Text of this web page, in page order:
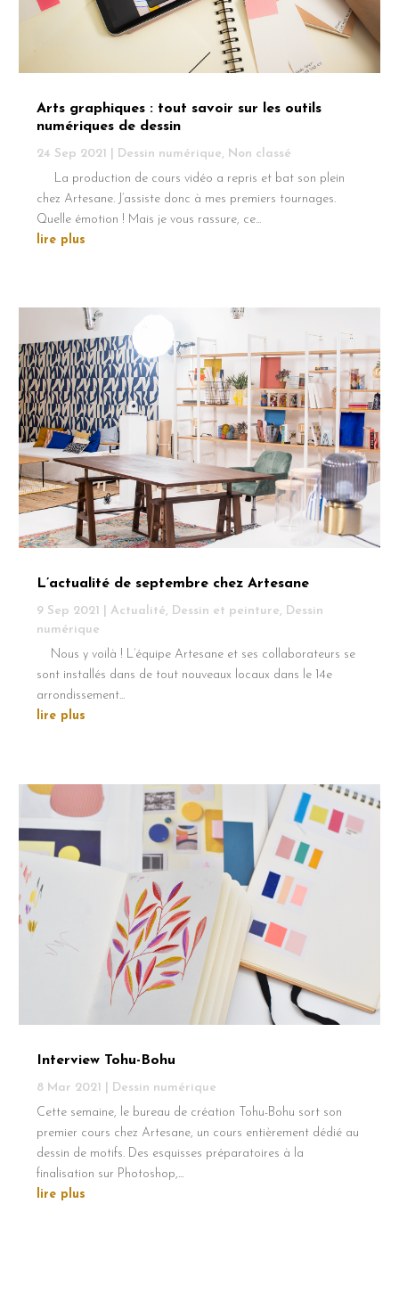
Arts graphiques : tout savoir sur les outils
numériques de dessin
24 Sep 2021 Dessin numérique, Non classé
La production de cours vidéo a repris et bat son plein
chez Artesane. J’assiste donc à mes premiers tournages.
Quelle émotion ! Mais je vous rassure, ce...
lire plus
L’actualité de septembre chez Artesane
9 Sep 2021 Actualité, Dessin et peinture, Dessin
numérique
Nous y voilà ! L’équipe Artesane et ses collaborateurs se
sont installés dans de tout nouveaux locaux dans le 14e
arrondissement...
lire plus
Interview Tohu-Bohu
8 Mar 2021
Dessin numérique
Cette semaine, le bureau de création Tohu-Bohu sort son
premier cours chez Artesane, un cours entièrement dédié au
dessin de motifs. Des esquisses préparatoires à la
finalisation sur Photoshop,...
lire plus